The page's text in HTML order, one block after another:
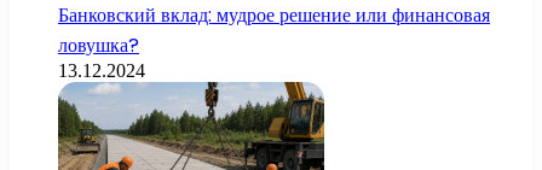
Банковский вклад: мудрое решение или финансовая
ловушка?
13.12.2024